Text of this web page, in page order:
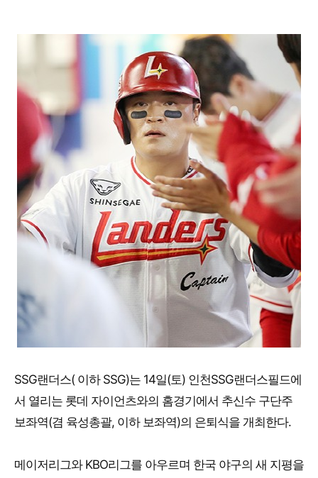
SSG랜더스( 이하 SSG)는 14일(토) 인천SSG랜더스필드에
서 열리는 롯데 자이언츠와의 홈경기에서 추신수 구단주
보좌역(겸 육성총괄, 이하 보좌역)의 은퇴식을 개최한다.
메이저리그와 KBO리그를 아우르며 한국 야구의 새 지평을